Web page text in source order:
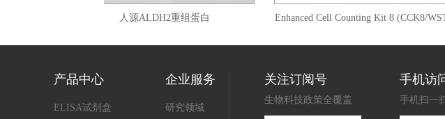
人源ALDH2重组蛋白 Enhanced Cell Counting Kit 8 (CCK8/WST-
8)
产品中心
ELISA试剂盒
企业服务
研究领域
关注订阅号
生物科技政策全覆盖
手机访
手机扫一